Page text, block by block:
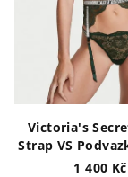
Victoria's
Strap VS
s krajkou
1 400 Kč